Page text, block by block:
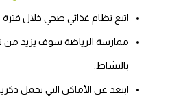
اتبع نظام غذائي صحي خلال
ممارسة الرياضة سوف يزيد من
بالنشاط.
ابتعد عن الأماكن التي تحمل